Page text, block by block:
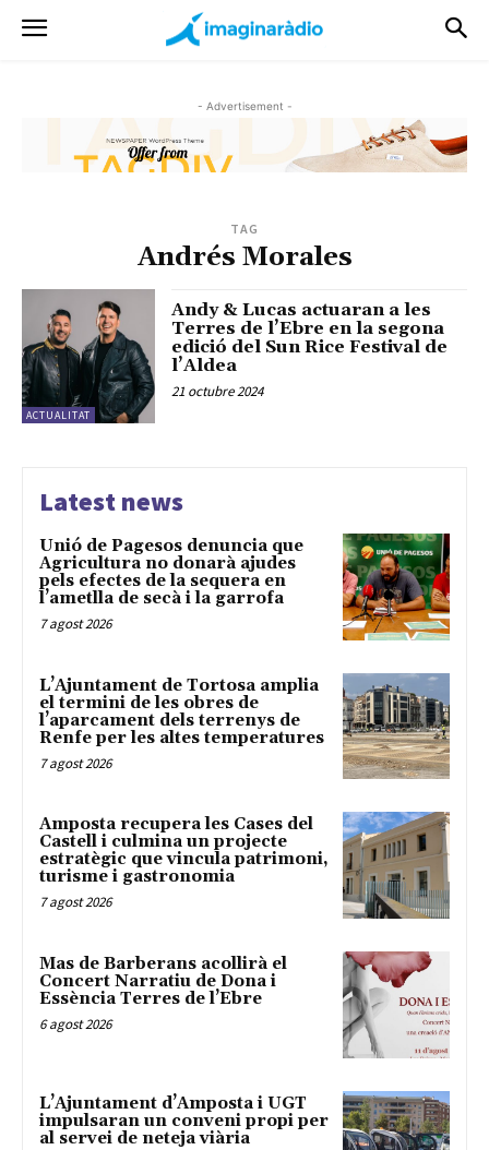
- Advertisement -
TAG
Andrés Morales
ACTUALITAT
Andy & Lucas actuaran a les
Terres de l’Ebre en la segona
edició del Sun Rice Festival de
l’Aldea
21 octubre 2024
Latest news
Unió de Pagesos denuncia que
Agricultura no donarà ajudes
pels efectes de la sequera en
l’ametlla de secà i la garrofa
7 agost 2026
L’Ajuntament de Tortosa amplia
el termini de les obres de
l’aparcament dels terrenys de
Renfe per les altes temperatures
7 agost 2026
Amposta recupera les Cases del
Castell i culmina un projecte
estratègic que vincula patrimoni,
turisme i gastronomia
7 agost 2026
Mas de Barberans acollirà el
Concert Narratiu de Dona i
Essència Terres de l’Ebre
6 agost 2026
L’Ajuntament d’Amposta i UGT
impulsaran un conveni propi per
al servei de neteja viària